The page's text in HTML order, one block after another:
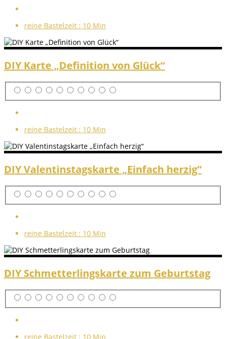
reine Bastelzeit : 10 Min
DIY Karte „Definition von Glück“
reine Bastelzeit : 10 Min
DIY Valentinstagskarte „Einfach herzig“
reine Bastelzeit : 10 Min
DIY Schmetterlingskarte zum Geburtstag
reine Bastelzeit : 10 Min